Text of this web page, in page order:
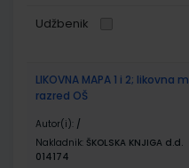
Udžbenik
LIKOVNA MAPA 1 i 2;
razred OŠ
Autor(i): /
Nakladnik: ŠKOLSKA KNJIGA d.d.
014174